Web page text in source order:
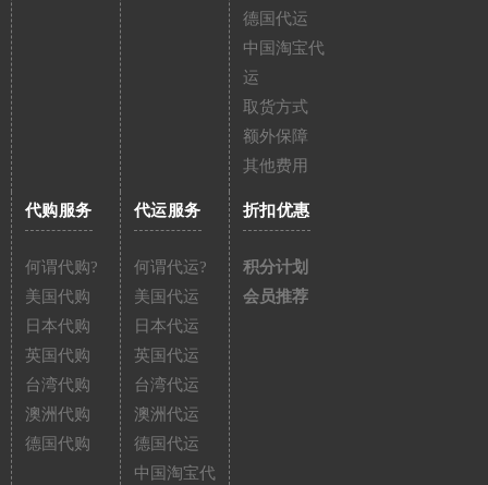
德国代运
中国淘宝代
运
取货方式
额外保障
其他费用
代购服务
何谓代购?
美国代购
日本代购
英国代购
台湾代购
澳洲代购
德国代购
代运服务
何谓代运?
美国代运
日本代运
英国代运
台湾代运
澳洲代运
德国代运
中国淘宝代
折扣优惠
积分计划
会员推荐